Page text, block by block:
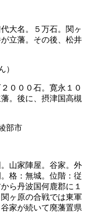
大名。５万石。関ヶ
立藩。その後、松井
）
０００石。寛永１０
。後に、摂津国高槻
部市
山家陣屋。谷家。外
格：無城。位階：従
ら丹波国何鹿郡に１
ヶ原の合戦では東軍
家が続いて廃藩置県